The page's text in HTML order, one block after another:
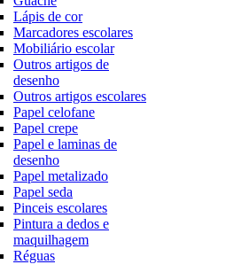
Lápis de cor
Marcadores escolares
Mobiliário escolar
Outros artigos de
desenho
Outros artigos escolares
Papel celofane
Papel crepe
Papel e laminas de
desenho
Papel metalizado
Papel seda
Pinceis escolares
Pintura a dedos e
maquilhagem
Réguas